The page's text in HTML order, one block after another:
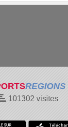
REGIONS
101302 visites